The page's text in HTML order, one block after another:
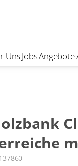
UnsJobsAngebote